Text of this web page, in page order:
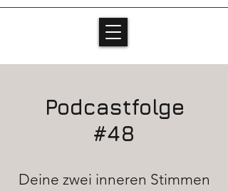
Podcastfolge
#48
Deine zwei inneren Stimmen